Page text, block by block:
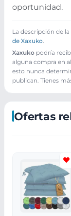
oportunidad.
La descripción de la
de Xaxuko
Xaxuko podría
alguna compra en
esto nunca
publican. Tienes
Ofertas